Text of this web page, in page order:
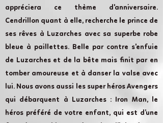
appréciera ce thème d'anniversaire.
Cendrillon quant à elle, recherche le prince de
ses rêves à Luzarches avec sa superbe robe
bleue à paillettes. Belle par contre s'enfuie
de Luzarches et de la bête mais finit par en
tomber amoureuse et à danser la valse avec
lui. Nous avons aussi les super héros Avengers
qui débarquent à Luzarches : Iron Man, le
héros préféré de votre enfant, qui est d’une